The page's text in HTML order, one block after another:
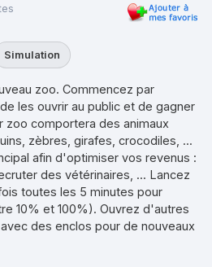
Simulation
zoo. Commencez par
les ouvrir au public et de gagner
zoo comportera des animaux
zèbres, girafes, crocodiles, ...
afin d'optimiser vos revenus :
des vétérinaires, ... Lancez
toutes les 5 minutes pour
10% et 100%). Ouvrez d'autres
des enclos pour de nouveaux